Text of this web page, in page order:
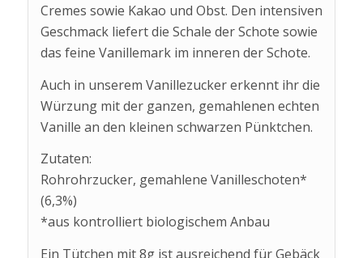
Cremes sowie Kakao und Obst. Den intensiven
Geschmack liefert die Schale der Schote sowie
das feine Vanillemark im inneren der Schote.
Auch in unserem Vanillezucker erkennt ihr die
Würzung mit der ganzen, gemahlenen echten
Vanille an den kleinen schwarzen Pünktchen.
Zutaten:
Rohrohrzucker, gemahlene Vanilleschoten*
(6,3%)
*aus kontrolliert biologischem Anbau
Ein Tütchen mit 8g ist ausreichend für Gebäck